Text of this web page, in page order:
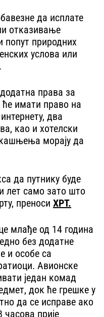
да исплате
отказивање
попут природних
услова или
права за
имати право на
два
као и хотелски
кашњења морају да
да путнику буде
лет само зато што
преноси ХРТ.
млађе од 14 година
без додатне
и особе са
Авионске
један комад
док ће грешке у
да се исправе ако
часова прије